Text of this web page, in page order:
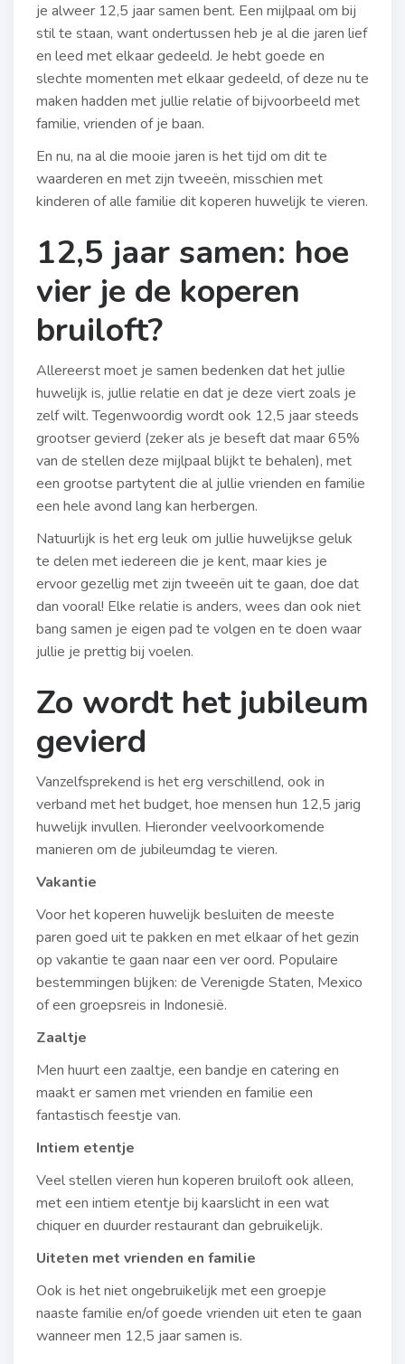
je alweer 12,5 jaar samen bent. Een mijlpaal om bij
stil te staan, want ondertussen heb je al die jaren lief
en leed met elkaar gedeeld. Je hebt goede en
slechte momenten met elkaar gedeeld, of deze nu te
maken hadden met jullie relatie of bijvoorbeeld met
familie, vrienden of je baan.
En nu, na al die mooie jaren is het tijd om dit te
waarderen en met zijn tweeën, misschien met
kinderen of alle familie dit koperen huwelijk te vieren.
12,5 jaar samen: hoe
vier je de koperen
bruiloft?
Allereerst moet je samen bedenken dat het jullie
huwelijk is, jullie relatie en dat je deze viert zoals je
zelf wilt. Tegenwoordig wordt ook 12,5 jaar steeds
grootser gevierd (zeker als je beseft dat maar 65%
van de stellen deze mijlpaal blijkt te behalen), met
een grootse partytent die al jullie vrienden en familie
een hele avond lang kan herbergen.
Natuurlijk is het erg leuk om jullie huwelijkse geluk
te delen met iedereen die je kent, maar kies je
ervoor gezellig met zijn tweeën uit te gaan, doe dat
dan vooral! Elke relatie is anders, wees dan ook niet
bang samen je eigen pad te volgen en te doen waar
jullie je prettig bij voelen.
Zo wordt het jubileum
gevierd
Vanzelfsprekend is het erg verschillend, ook in
verband met het budget, hoe mensen hun 12,5 jarig
huwelijk invullen. Hieronder veelvoorkomende
manieren om de jubileumdag te vieren.
Vakantie
Voor het koperen huwelijk besluiten de meeste
paren goed uit te pakken en met elkaar of het gezin
op vakantie te gaan naar een ver oord. Populaire
bestemmingen blijken: de Verenigde Staten, Mexico
of een groepsreis in Indonesië.
Zaaltje
Men huurt een zaaltje, een bandje en catering en
maakt er samen met vrienden en familie een
fantastisch feestje van.
Intiem etentje
Veel stellen vieren hun koperen bruiloft ook alleen,
met een intiem etentje bij kaarslicht in een wat
chiquer en duurder restaurant dan gebruikelijk.
Uiteten met vrienden en familie
Ook is het niet ongebruikelijk met een groepje
naaste familie en/of goede vrienden uit eten te gaan
wanneer men 12,5 jaar samen is.